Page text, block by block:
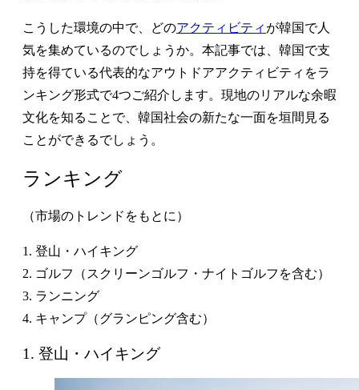
こうした環境の中で、どのアクティビティ が韓国で人
気を集めているのでしょうか。本記事では、韓国で支
持を得ている代表的なアウトドアアクティビティをラ
ンキング形式で4つご紹介します。現地のリアルな余暇
文化を知ることで、韓国社会の新たな一面を垣間見る
ことができるでしょう。
ランキング
（市場のトレンドをもとに）
1. 登山・ハイキング
2. ゴルフ（スクリーンゴルフ・ナイトゴルフを含む）
3. ランニング
4. キャンプ（グランピング含む）
1. 登山・ハイキング